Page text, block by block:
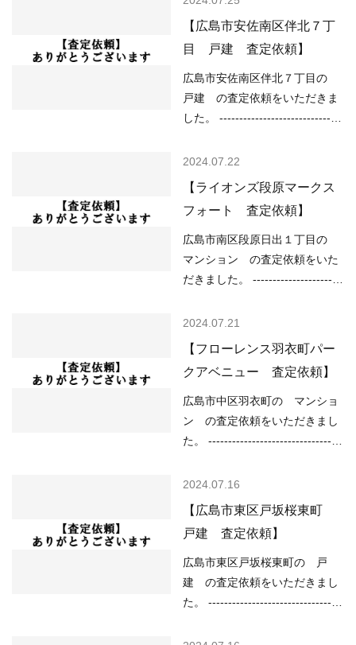
すい ○売り物件が少なく、物件
を探している人が多い などの状
況ですので、 「不動産売却のや
り方によっては高く売却しやす
い」状況といって…
（土砂災害）該当なし （洪水）
該当なし （高潮）予想浸水深さ
1ｍ以上2ｍ未満 （内水）浸水想
定深さ0.01ｍ以上 （津波）浸水
想定深さ0.3ｍ以上1.0ｍ未満 ---
---------------------------------- 現在
宅ローンが低金利で不動産を買
いやすい ○売り物件が少なく、
物件を探している人が多い など
の状況ですので、 「不動産売却
のやり方によ…
【広島市安佐南区伴北７丁
目 戸建 査定依頼】
広島市安佐南区伴北７丁目の
戸建 の査定依頼をいただきま
した。 -------------------------------
------ （用途地域）第一種低層住
（道路）北12.50ｍ、南6.00ｍ
（土砂災害）該当なし （洪水）
該当なし （高潮）該当なし
（内水）該当なし （津波）該当
なし ----------------------------------
--- 現在の不動産市況について
動産を買いやすい ○売り物件が
少なく、物件を探している人が
多い などの状況ですので、
「不動産売却のやり方によって
は高く売却しやすい」状…
2024.07.22
【ライオンズ段原マークス
フォート 査定依頼】
広島市南区段原日出１丁目の
マンション の査定依頼をいた
だきました。 -----------------------
-------------- （用途地域）近隣商
（洪水）該当なし （高潮）2m
以上5m未満 （内水）該当なし
（津波）2.0m以上3.0m未満 ----
----------------------------------------
--------------------------------- 現在
宅ローンが低金利で不動産を買
物件を探している人が多い など
の状況ですので、 「不動産売却
のやり方によっては高く売却し
やすい」状況といってよいと思
2024.07.21
【フローレンス羽衣町パー
クアベニュー 査定依頼】
広島市中区羽衣町の マンショ
ン の査定依頼をいただきまし
た。 ----------------------------------
--- （用途地域）近隣商業地域
該当なし （高潮）2m以上5m未
満 （内水）0.2m以上 （津波）
2.0m以上3.0m未満 ---------------
----------------------------------------
---------------------- 現在の不動産
が低金利で不動産を買いやすい
2024.07.16
【広島市東区戸坂桜東町
戸建 査定依頼】
広島市東区戸坂桜東町の 戸
建 の査定依頼をいただきまし
た。 ----------------------------------
--- （用途地域）第二種中高層住